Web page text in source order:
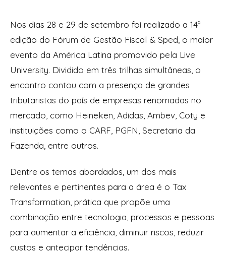
Nos dias 28 e 29 de setembro foi realizado a 14ª
edição do Fórum de Gestão Fiscal & Sped, o maior
evento da América Latina promovido pela Live
University. Dividido em três trilhas simultâneas, o
encontro contou com a presença de grandes
tributaristas do país de empresas renomadas no
mercado, como Heineken, Adidas, Ambev, Coty e
instituições como o CARF, PGFN, Secretaria da
Fazenda, entre outros.
Dentre os temas abordados, um dos mais
relevantes e pertinentes para a área é o Tax
Transformation, prática que propõe uma
combinação entre tecnologia, processos e pessoas
para aumentar a eficiência, diminuir riscos, reduzir
custos e antecipar tendências.